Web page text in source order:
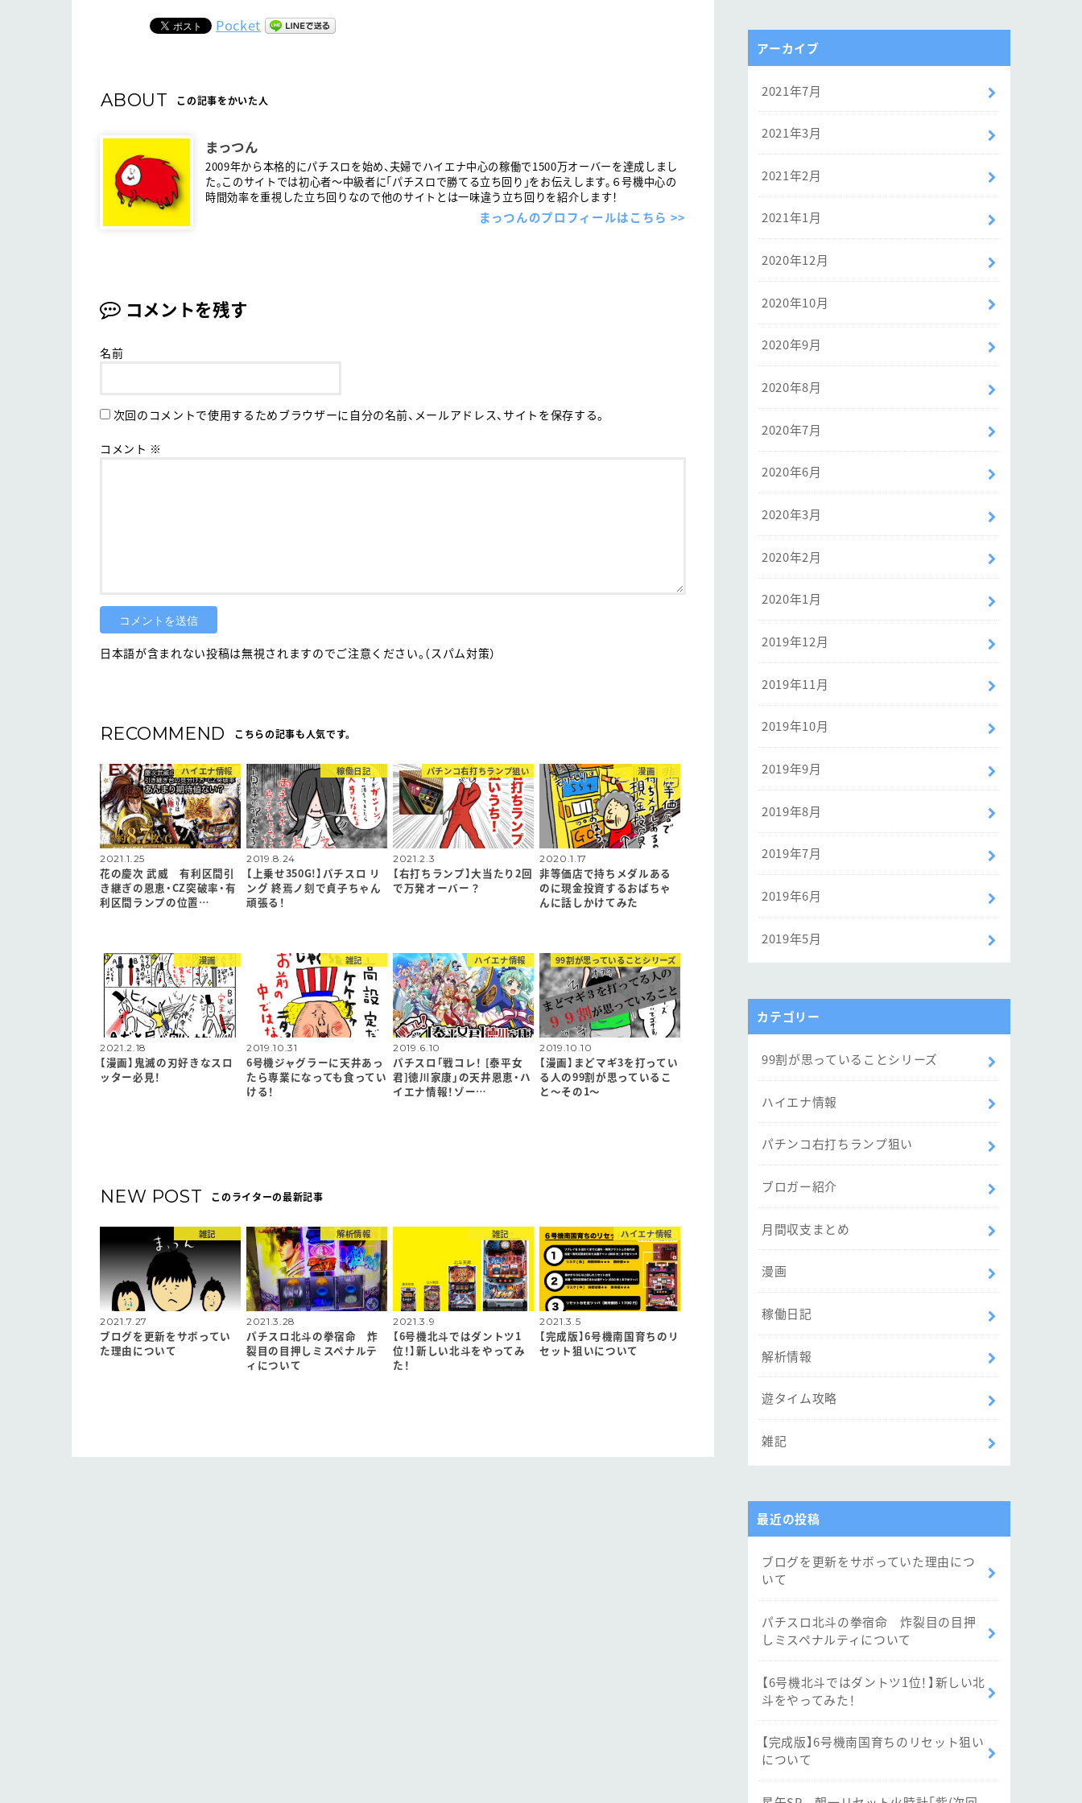
Pocket
ABOUT この記事をかいた人
まっつん
2009年から本格的にパチスロを始め、夫婦でハイエナ中心の稼働で1500万オーバーを達成しまし
た。このサイトでは初心者〜中級者に「パチスロで勝てる立ち回り」をお伝えします。６号機中心の
時間効率を重視した立ち回りなので他のサイトとは一味違う立ち回りを紹介します！
まっつんのプロフィールはこちら >>
コメントを残す
名前
次回のコメントで使用するためブラウザーに自分の名前、メールアドレス、サイトを保存する。
コメント ※
日本語が含まれない投稿は無視されますのでご注意ください。（スパム対策）
RECOMMEND こちらの記事も人気です。
ハイエナ情報
2021.1.25
花の慶次 武威 有利区間引
き継ぎの恩恵・CZ突破率・有
利区間ランプの位置…
稼働日記
2019.8.24
【上乗せ350G!】パチスロ リ
ング 終焉ノ刻で貞子ちゃん
頑張る！
パチンコ右打ちランプ狙い
2021.2.3
【右打ちランプ】大当たり2回
で万発オーバー？
漫画
2020.1.17
非等価店で持ちメダルある
のに現金投資するおばちゃ
んに話しかけてみた
漫画
2021.2.18
【漫画】鬼滅の刃好きなスロ
ッター必見！
雑記
2019.10.31
6号機ジャグラーに天井あっ
たら専業になっても食ってい
ける！
ハイエナ情報
2019.6.10
パチスロ「戦コレ！ [泰平女
君]徳川家康」の天井恩恵・ハ
イエナ情報！ゾー…
99割が思っていることシリーズ
2019.10.10
【漫画】まどマギ3を打ってい
る人の99割が思っているこ
と〜その1〜
NEW POST このライターの最新記事
雑記
2021.7.27
ブログを更新をサボってい
た理由について
解析情報
2021.3.28
パチスロ北斗の拳宿命 炸
裂目の目押しミスペナルテ
ィについて
雑記
2021.3.9
【6号機北斗ではダントツ1
位！】新しい北斗をやってみ
た！
ハイエナ情報
2021.3.5
【完成版】6号機南国育ちのリ
セット狙いについて
アーカイブ
2021年7月
2021年3月
2021年2月
2021年1月
2020年12月
2020年10月
2020年9月
2020年8月
2020年7月
2020年6月
2020年3月
2020年2月
2020年1月
2019年12月
2019年11月
2019年10月
2019年9月
2019年8月
2019年7月
2019年6月
2019年5月
カテゴリー
99割が思っていることシリーズ
ハイエナ情報
パチンコ右打ちランプ狙い
ブロガー紹介
月間収支まとめ
漫画
稼働日記
解析情報
遊タイム攻略
雑記
最近の投稿
ブログを更新をサボっていた理由につ
いて
パチスロ北斗の拳宿命 炸裂目の目押
しミスペナルティについて
【6号機北斗ではダントツ1位！】新しい北
斗をやってみた！
【完成版】6号機南国育ちのリセット狙い
について